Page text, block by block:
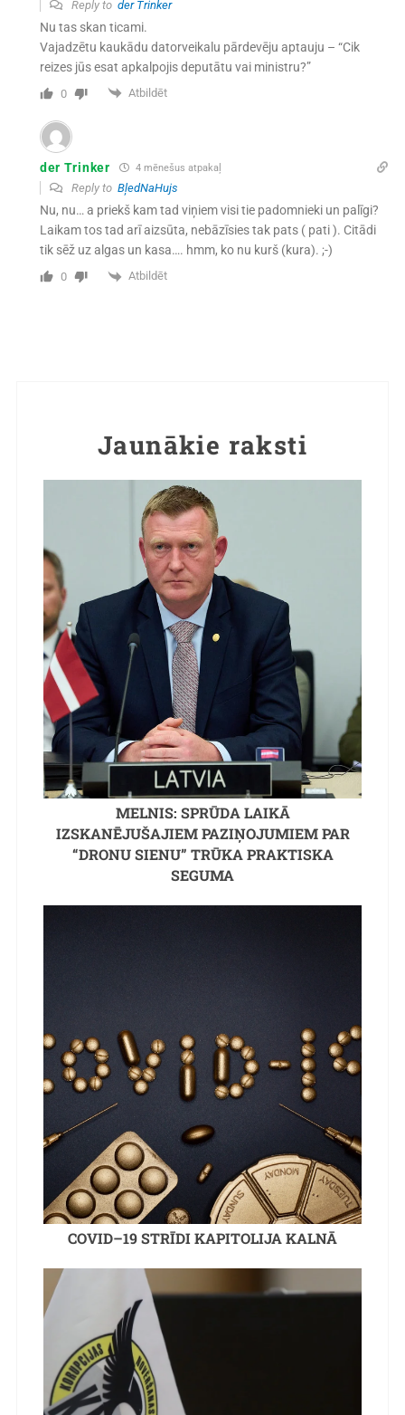
Reply to der Trinker
Nu tas skan ticami.
Vajadzētu kaukādu datorveikalu pārdevēju aptauju – “Cik
reizes jūs esat apkalpojis deputātu vai ministru?”
0 Atbildēt
der Trinker 4 mēnešus atpakaļ
Reply to BļedNaHujs
Nu, nu… a priekš kam tad viņiem visi tie padomnieki un palīgi?
Laikam tos tad arī aizsūta, nebāzīsies tak pats ( pati ). Citādi
tik sēž uz algas un kasa…. hmm, ko nu kurš (kura). ;-)
0 Atbildēt
Jaunākie raksti
MELNIS: SPRŪDA LAIKĀ
IZSKANĒJUŠAJIEM PAZIŅOJUMIEM PAR
“DRONU SIENU” TRŪKA PRAKTISKA
SEGUMA
COVID–19 STRĪDI KAPITOLIJA KALNĀ